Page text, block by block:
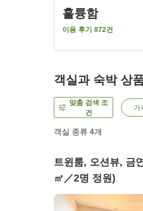
훌륭함
이용 후기 872건
객실과 숙박 상
맞춤 검색 조
건
가
객실 종류 4개
트윈룸, 오션뷰, 금
㎡／2명 정원)